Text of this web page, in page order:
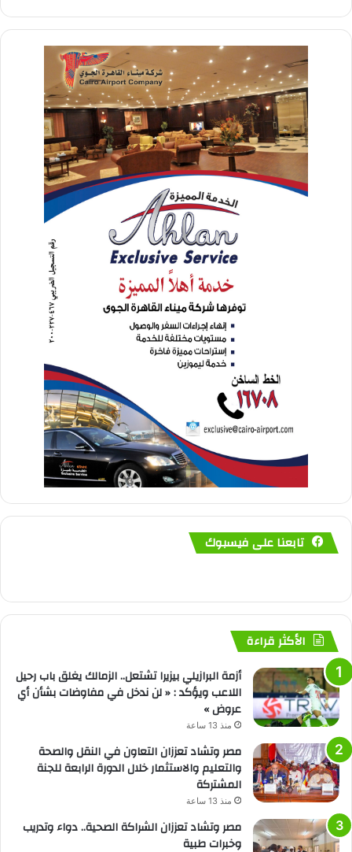
تابعنا على فيسبوك
الأكثر قراءة
أزمة البرازيلي بيزيرا تشتعل.. الزمالك يغلق باب رحيل
اللاعب ويؤكد : « لن ندخل في مفاوضات بشأن أي
عروض »
منذ 13 ساعة
مصر وتشاد تعززان التعاون في النقل والصحة
والتعليم والاستثمار خلال الدورة الرابعة للجنة
المشتركة
منذ 13 ساعة
مصر وتشاد تعززان الشراكة الصحية.. دواء وتدريب
وخبرات طبية